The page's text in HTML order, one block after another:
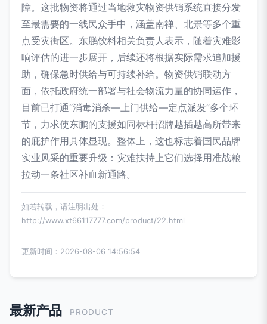
障。这批物资将通过当地救灾物资供销系统直接分发
至最需要的一线民众手中，涵盖南禅、北景等多个重
点受灾街区。东鹏饮料相关负责人表示，随着灾难影
响评估的进一步展开，后续还将根据实际需求追加援
助，确保急时供给与可持续补给。物资供销联动方
面，依托政府统一部署与社会物流力量的协同运作，
目前已打通“消毒消杀—上门供给—定点派发”多个环
节，力求使东鹏的支援如同标杆招牌越插越高所带来
的庇护作用具体显现。整体上，这也标志着国民品牌
实业风采的重要升级：灾难扶持上它们选择用准战粮
拉动一条社区补血新通路。
如若转载，请注明出处：
http://www.xt66117777.com/product/22.html
更新时间：2026-08-06 14:56:54
最新产品 PRODUCT